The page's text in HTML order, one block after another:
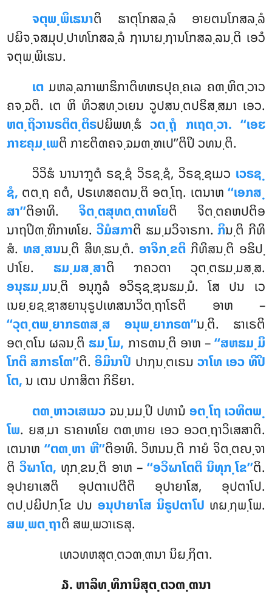
ຈຕຸພ຺ພິເຘນາຕິ ຘາຕຸໂກສລ຺ລໍ ອາຍຕນໂກສລ຺ລໍ
ປຏິຈ຺ຈສມຸປ຺ປາທໂກສລ຺ລໍ ຐານາຏ຺ຐານໂກສລ຺ລນ຺ຕິ ເອວໍ
ຈຕຸພ຺ພິເຘນ.
ເຕ ມຫລ຺ລກາພາຘິກາຕິທຫຣປຸຄ຺ຄເລ ຄຓ຺ຫິຕ຺ວາວ
ຄຈ຺ຉຕິ. ເຕ ຫິ ທິວສທ຺ວເຍນ ວູປສນ຺ຕປຣິສ຺ສມາ ເອວ.
ຫຕ຺ຖິວານຣຕິຕ຺ຕິຣປຏິພທ຺ຘໍວຕ຺ຖຸໍ ກເຖຕ຺ວາ. ‘‘ເອຬ
ກາຬຄຸມ຺ເພຕິ ກາຬຕິຓຄຈ຺ຉມຓ຺ຑເປ’’ຕິປິ ວທນ຺ຕິ.
ວິວິຘໍ ນານາຠູຕໍ ຣຊ຺ຊໍ ວິຣຊ຺ຊໍ, ວິຣຊ຺ຊເມວ ເວຣຊ຺
ຊໍ, ຕຕ຺ຖ ຄຕໍ, ປຣເທສຄຕນ຺ຕິ ອຕ຺ໂຖ. ເຕນາຫ ‘‘ເອກສ຺
ສາ’’ຕິອາທິ. ຈິຕ຺ຕສຸທຕ຺ຕາທໂຍຕິ ຈິຕ຺ຕຄຫປຕິອ
ນາຖປິຓ຺ຑິກາທໂຍ. ວີມໍສກາຕິ ຘມ຺ມວິຈາຣກາ.ກິນ຺ຕິ ກີທິ
ສໍ. ທສ຺ສນນ຺ຕິ ສິທ຺ຘນ຺ຕໍ. ອາຈິກ຺ຂຕິກີທິສນ຺ຕິ ອຘິປ຺
ປາໂຍ. ຘມ຺ມສ຺ສາຕິ ຠຄວຕາ ວຸຕ຺ຕຘມ຺ມສ຺ສ.
ອນຸຘມ຺ມນ຺ຕິ ອນຸກູລໍ ອວິຣຸຊ຺ຌນຘມ຺ມໍ. ໂສ ປນ ເວ
ເນຍ຺ຍຊ຺ຌາສຍານຸຣູປເທສນາວິຕ຺ຖາໂຣຕິ ອາຫ –
‘‘ວຸຕ຺ຕພ຺ຍາກຣຓສ຺ສ ອນຸພ຺ຍາກຣຓ’’ນ຺ຕິ. ຘາເຣຕິ
ອຕ຺ຕໂນ ຜລນ຺ຕິຘມ຺ໂມ, ກາຣຓນ຺ຕິ ອາຫ –‘‘ສຫຘມ຺ມິ
ໂກຕິ ສກາຣໂຓ’’ຕິ. ອິມິນາປິ ປາຐນ຺ຕເຣນ ວາໂທ ເອວ ທີປິ
ໂຕ,ນ ເຕນ ປກາສິຕາ ກິຣິຍາ.
ຕຓ຺ຫາວເສເນວ ຉນ຺ນມ຺ປິ ປທານໍ ອຕ຺ໂຖ ເວທິຕພ຺
ໂພ. ຍສ຺ມາ ຣາຄາທໂຍ ຕຓ຺ຫາຍ ເອວ ອວຕ຺ຖາວິເສສາຕິ.
ເຕນາຫ ‘‘ຕຓ຺ຫາ ຫີ’’ຕິອາທິ. ວິຫນນ຺ຕິ ກາຍໍ ຈິຕ຺ຕຎ຺ຈາ
ຕິວິຆາໂຕ, ທຸກ຺ຂນ຺ຕິ ອາຫ – ‘‘ອວິຆາໂຕຕິ ນິທຸກ຺ໂຂ’’ຕິ.
ອຸປາຍາເສຕິ ອຸປຕາເປຕີຕິ ອຸປາຍາໂສ, ອຸປຕາໂປ.
ຕປ຺ປຏິປກ຺ໂຂ ປນ ອນຸປາຍາໂສ ນິຣູປຕາໂປ ທຏ຺ຐພ຺ໂພ.
ສພ຺ພຕ຺ຖາຕິ ສພ຺ພວາເຣສຸ.
ເທວທຫສຸຕ຺ຕວຓ຺ຓນາ ນິຏ຺ຐິຕາ.
໓. ຫາລິທ຺ທິການິສຸຕ຺ຕວຓ຺ຓນາ